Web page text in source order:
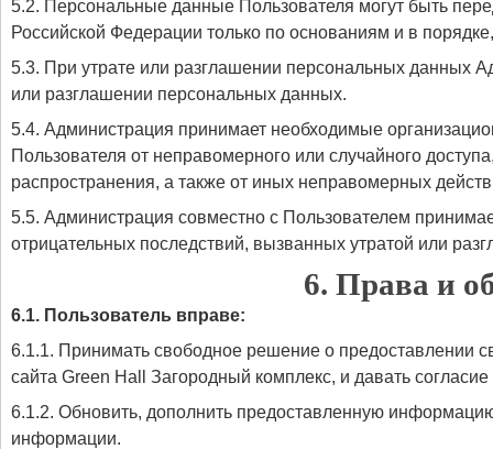
5.2. Персональные данные Пользователя могут быть
Российской Федерации только по основаниям и в
5.3. При утрате или разглашении персональных данных
или разглашении персональных данных.
5.4. Администрация принимает необходимые
Пользователя от неправомерного или случайного
распространения, а также от иных неправомерных
5.5. Администрация совместно с Пользователем
отрицательных последствий, вызванных утратой или
6. Права и
6.1. Пользователь вправе:
6.1.1. Принимать свободное решение о предоставлении
сайта Green Hall Загородный комплекс, и давать согласие
6.1.2. Обновить, дополнить предоставленную
информации.